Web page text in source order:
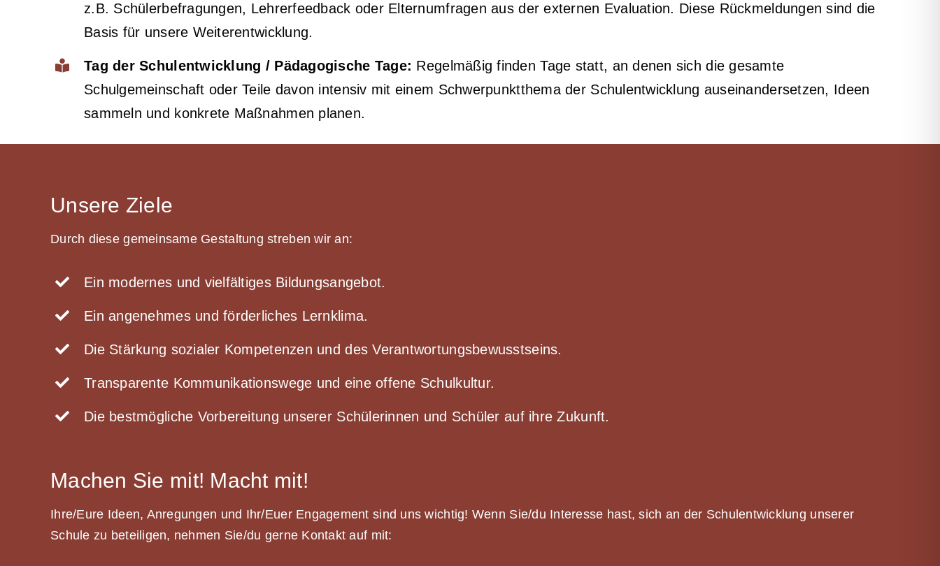
z.B. Schülerbefragungen, Lehrerfeedback oder Elternumfragen aus der externen Evaluation. Diese Rückmeldungen sind die
Basis für unsere Weiterentwicklung.
Tag der Schulentwicklung / Pädagogische Tage: Regelmäßig finden Tage statt, an denen sich die gesamte
Schulgemeinschaft oder Teile davon intensiv mit einem Schwerpunktthema der Schulentwicklung auseinandersetzen, Ideen
sammeln und konkrete Maßnahmen planen.
Unsere Ziele
Durch diese gemeinsame Gestaltung streben wir an:
Ein modernes und vielfältiges Bildungsangebot.
Ein angenehmes und förderliches Lernklima.
Die Stärkung sozialer Kompetenzen und des Verantwortungsbewusstseins.
Transparente Kommunikationswege und eine offene Schulkultur.
Die bestmögliche Vorbereitung unserer Schülerinnen und Schüler auf ihre Zukunft.
Machen Sie mit! Macht mit!
Ihre/Eure Ideen, Anregungen und Ihr/Euer Engagement sind uns wichtig! Wenn Sie/du Interesse hast, sich an der Schulentwicklung unserer
Schule zu beteiligen, nehmen Sie/du gerne Kontakt auf mit: